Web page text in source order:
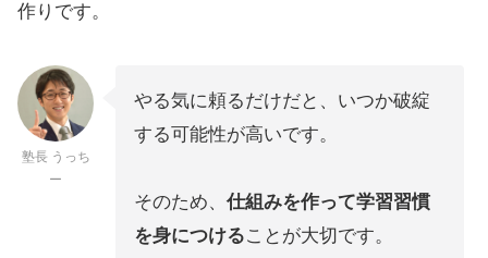
作りです。
塾長 うっち
ー
やる気に頼るだけだと、いつか破綻
する可能性が高いです。
そのため、 仕組みを作って学習習慣
を身につけることが大切です。